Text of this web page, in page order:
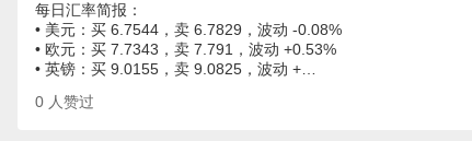
每日汇率简报：
• 美元：买 6.7544，卖 6.7829，波动 -0.08%
• 欧元：买 7.7343，卖 7.791，波动 +0.53%
• 英镑：买 9.0155，卖 9.0825，波动 +…
0 人赞过